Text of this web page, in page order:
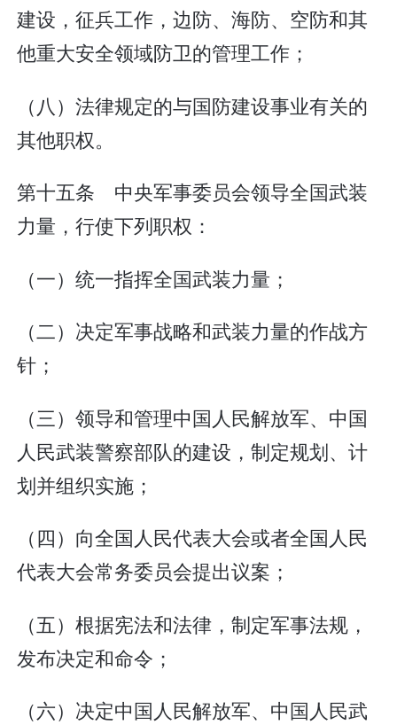
建设，征兵工作，边防、海防、空防和其
他重大安全领域防卫的管理工作；
（八）法律规定的与国防建设事业有关的
其他职权。
第十五条 中央军事委员会领导全国武装
力量，行使下列职权：
（一）统一指挥全国武装力量；
（二）决定军事战略和武装力量的作战方
针；
（三）领导和管理中国人民解放军、中国
人民武装警察部队的建设，制定规划、计
划并组织实施；
（四）向全国人民代表大会或者全国人民
代表大会常务委员会提出议案；
（五）根据宪法和法律，制定军事法规，
发布决定和命令；
（六）决定中国人民解放军、中国人民武